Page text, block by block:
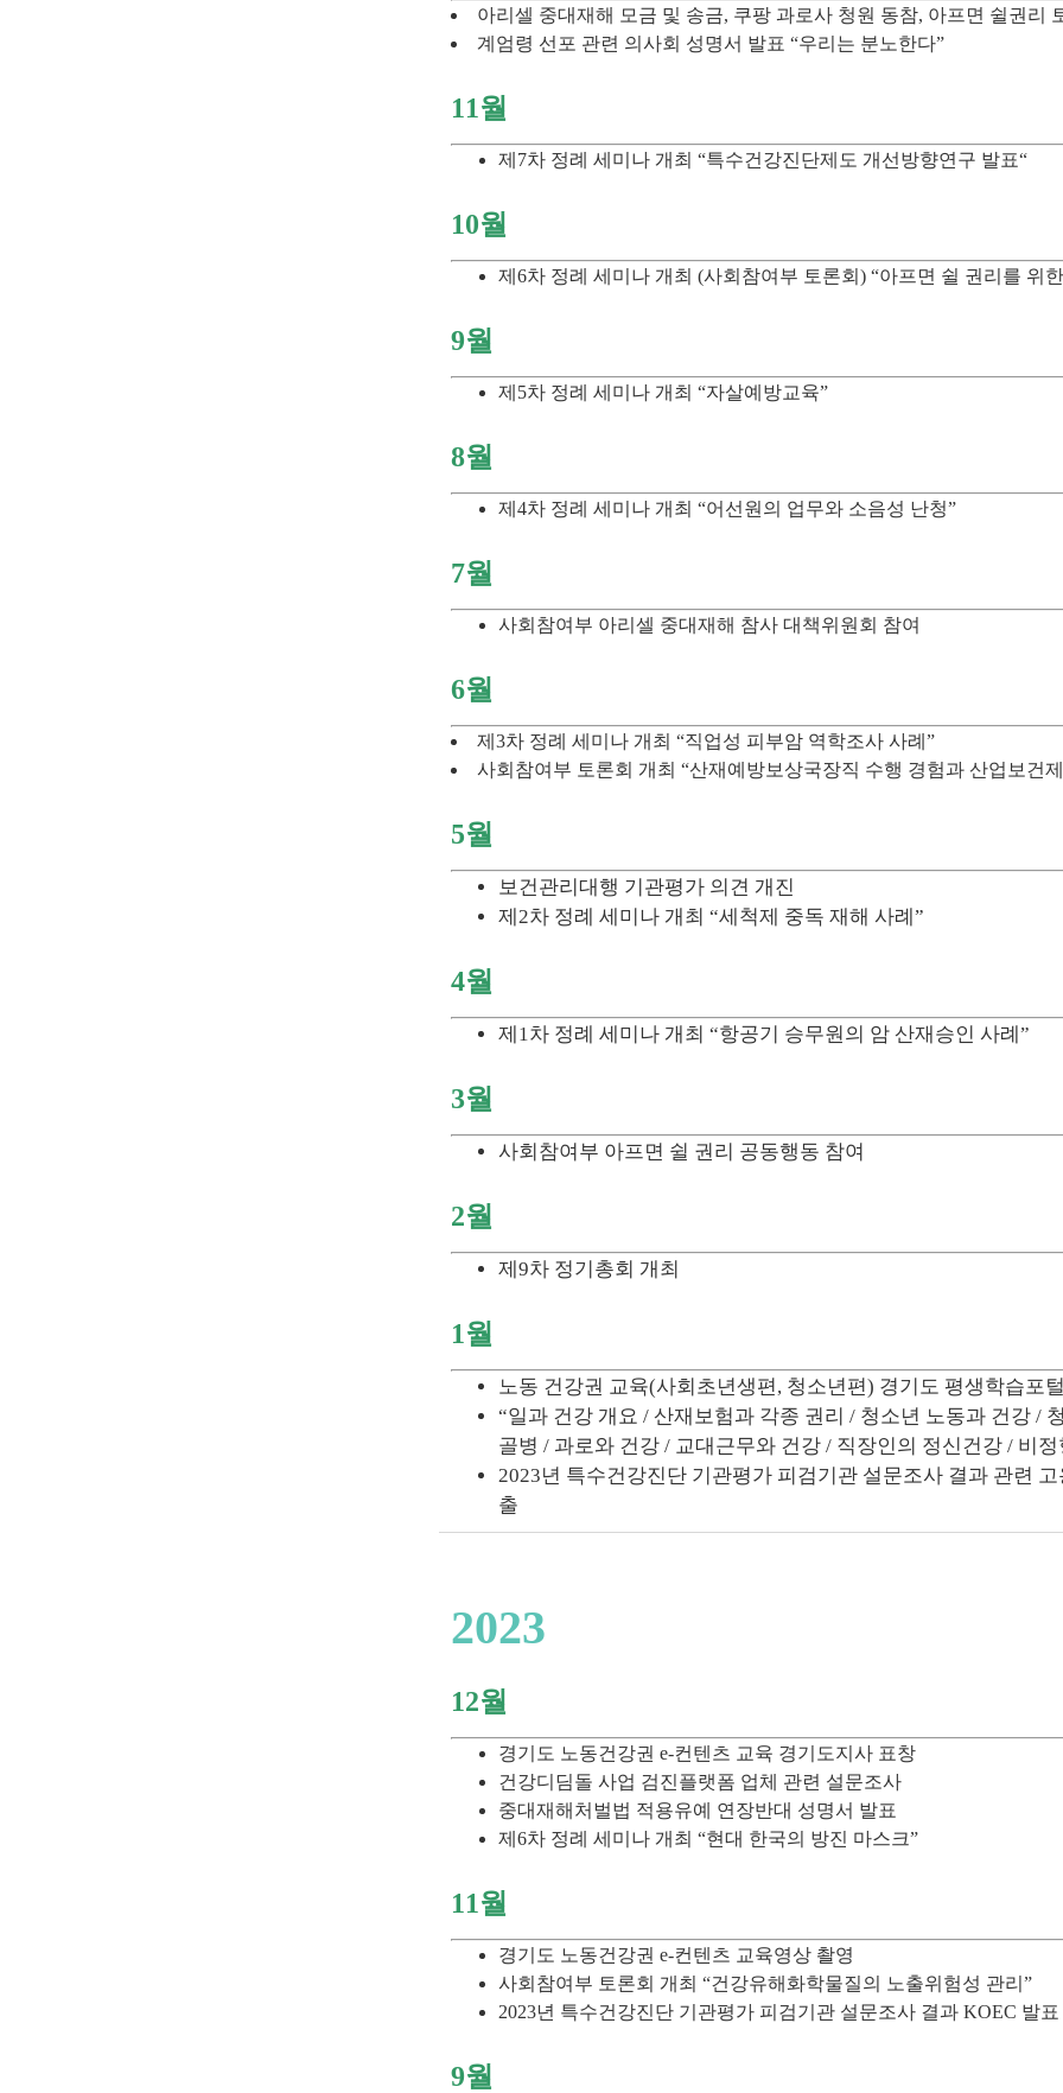
아리셀 중대재해 모금 및 송금, 쿠팡 과로사 청원 동참, 아프면 쉴권리
계엄령 선포 관련 의사회 성명서 발표 “우리는 분노한다”
11월
제7차 정례 세미나 개최 “특수건강진단제도 개선방향연구 발표“
10월
제6차 정례 세미나 개최 (사회참여부 토론회) “아프면 쉴 권리를 위
9월
제5차 정례 세미나 개최 “자살예방교육”
8월
제4차 정례 세미나 개최 “어선원의 업무와 소음성 난청”
7월
사회참여부 아리셀 중대재해 참사 대책위원회 참여
6월
제3차 정례 세미나 개최 “직업성 피부암 역학조사 사례”
사회참여부 토론회 개최 “산재예방보상국장직 수행 경험과 산업보건
5월
보건관리대행 기관평가 의견 개진
제2차 정례 세미나 개최 “세척제 중독 재해 사례”
4월
제1차 정례 세미나 개최 “항공기 승무원의 암 산재승인 사례”
3월
사회참여부 아프면 쉴 권리 공동행동 참여
2월
제9차 정기총회 개최
1월
노동 건강권 교육(사회초년생편, 청소년편) 경기도 평생학습포
“일과 건강 개요 / 산재보험과 각종 권리 / 청소년 노동과 건강 /
골병 / 과로와 건강 / 교대근무와 건강 / 직장인의 정신건강 / 비정
2023년 특수건강진단 기관평가 피검기관 설문조사 결과 관련
출
2023
12월
경기도 노동건강권 e-컨텐츠 교육 경기도지사 표창
건강디딤돌 사업 검진플랫폼 업체 관련 설문조사
중대재해처벌법 적용유예 연장반대 성명서 발표
제6차 정례 세미나 개최 “현대 한국의 방진 마스크”
11월
경기도 노동건강권 e-컨텐츠 교육영상 촬영
사회참여부 토론회 개최 “건강유해화학물질의 노출위험성 관리”
2023년 특수건강진단 기관평가 피검기관 설문조사 결과 KOEC 발표
9월